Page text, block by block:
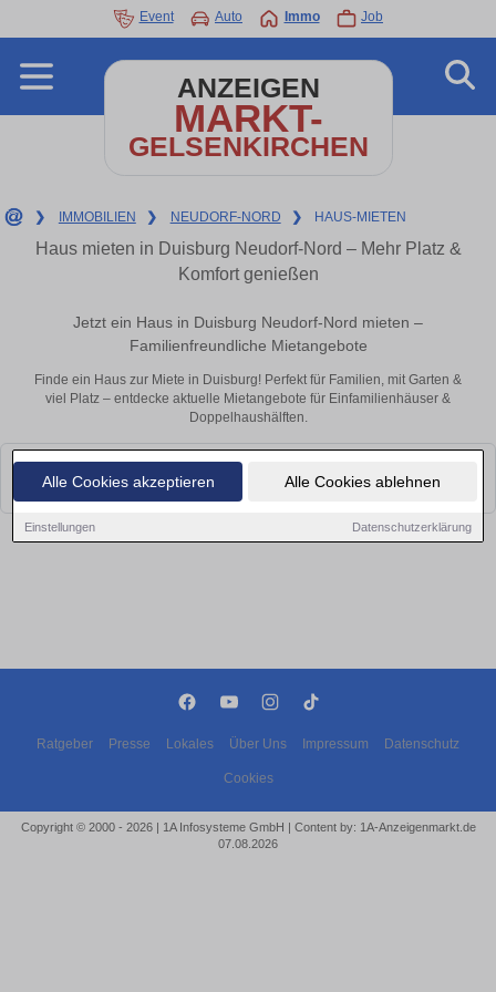
Alle Cookies akzeptieren Alle Cookies ablehnen
Einstellungen Datenschutzerklärung
Event Auto Immo Job
ANZEIGEN
MARKT-
GELSENKIRCHEN
❯ IMMOBILIEN ❯ NEUDORF-NORD ❯ HAUS-MIETEN
Haus mieten in Duisburg Neudorf-Nord – Mehr Platz &
Komfort genießen
Jetzt ein Haus in Duisburg Neudorf-Nord mieten –
Familienfreundliche Mietangebote
Finde ein Haus zur Miete in Duisburg! Perfekt für Familien, mit Garten &
viel Platz – entdecke aktuelle Mietangebote für Einfamilienhäuser &
Doppelhaushälften.
Leider konnten wir derzeit keine passenden Objekte finden. Schauen Sie
bald wieder vorbei!
Ratgeber Presse Lokales Über Uns Impressum Datenschutz
Cookies
Copyright © 2000 - 2026 | 1A Infosysteme GmbH | Content by: 1A-Anzeigenmarkt.de
07.08.2026